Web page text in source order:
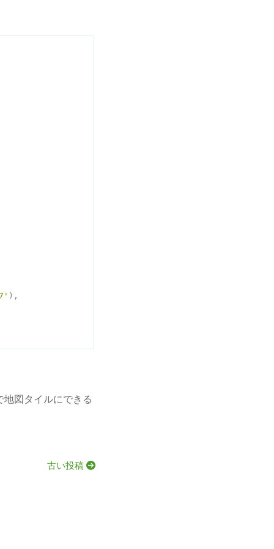
),
図タイルにできる
古い投稿